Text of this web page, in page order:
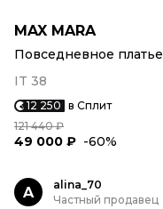
MAX MARA
Повседневное платье
IT 38
12 250 в Сплит
121 440 ₽
49 000 ₽ -60%
A
alina_70
Частный продавец